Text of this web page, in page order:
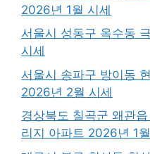
2026년 1월 시세
서울시 성동구 옥수동
시세
서울시 송파구 방이동
2026년 2월 시세
경상북도 칠곡군 왜관
리지 아파트 2026년 1